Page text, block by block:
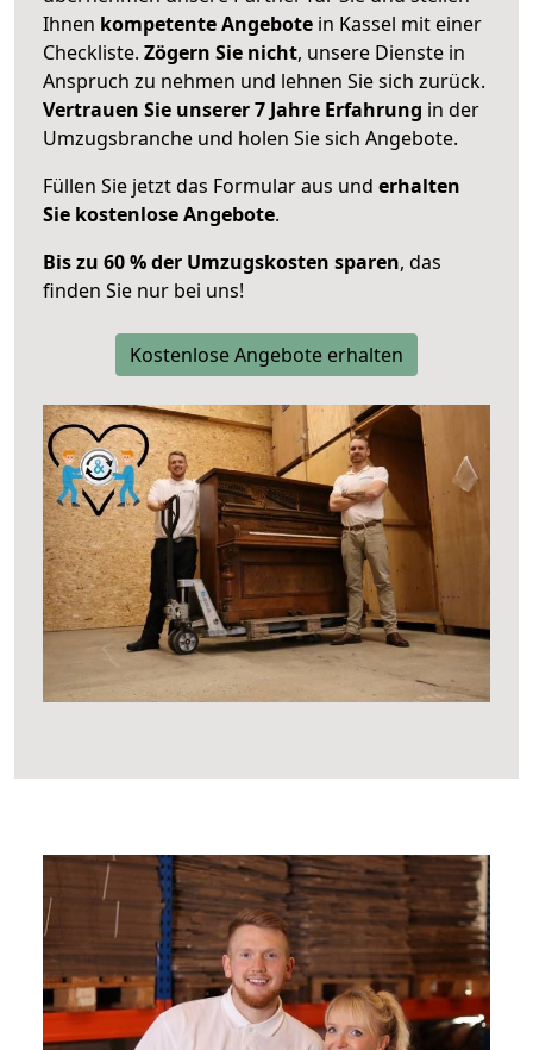
Ihnen kompetente Angebote in Kassel mit einer
Checkliste. Zögern Sie nicht, unsere Dienste in
Anspruch zu nehmen und lehnen Sie sich zurück.
Vertrauen Sie unserer 7 Jahre Erfahrung in der
Umzugsbranche und holen Sie sich Angebote.
Füllen Sie jetzt das Formular aus und erhalten
Sie kostenlose Angebote.
Bis zu 60 % der Umzugskosten sparen, das
finden Sie nur bei uns!
Kostenlose Angebote erhalten